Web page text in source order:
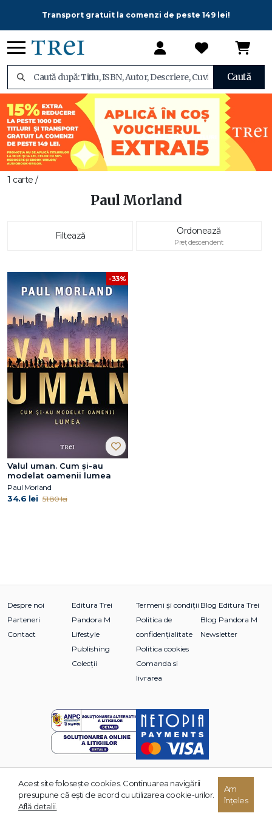
Transport gratuit la comenzi de peste 149 lei!
Caută
1 carte /
Paul Morland
Filtează Ordonează
Preț descendent
-33%
Valul uman. Cum şi-au
modelat oamenii lumea
Paul Morland
34.6 lei 51.80 lei
Despre noi
Parteneri
Contact
Editura Trei
Pandora M
Lifestyle
Publishing
Colecții
Termeni și condiții
Politica de
confidențialitate
Politica cookies
Comanda si
livrarea
Blog Editura Trei
Blog Pandora M
Newsletter
© 2026 Grupul Editorial TREI. Toate drepturile rezervate.
Acest site foloseşte cookies. Continuarea navigării
presupune că eşti de acord cu utilizarea cookie-urilor.
Află detalii.
Am
înțeles